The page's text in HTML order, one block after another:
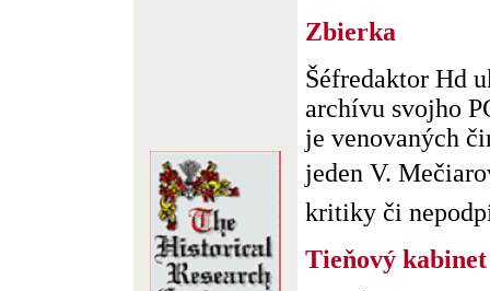
Zbierka
Šéfredaktor Hd
archívu svojho
je venovaných
jeden V.
kritiky či
Tieňový